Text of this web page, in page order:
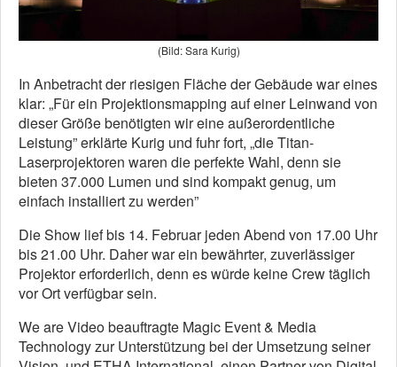
(Bild: Sara Kurig)
In Anbetracht der riesigen Fläche der Gebäude war eines
klar: „Für ein Projektionsmapping auf einer Leinwand von
dieser Größe benötigten wir eine außerordentliche
Leistung” erklärte Kurig und fuhr fort, „die Titan-
Laserprojektoren waren die perfekte Wahl, denn sie
bieten 37.000 Lumen und sind kompakt genug, um
einfach installiert zu werden”
Die Show lief bis 14. Februar jeden Abend von 17.00 Uhr
bis 21.00 Uhr. Daher war ein bewährter, zuverlässiger
Projektor erforderlich, denn es würde keine Crew täglich
vor Ort verfügbar sein.
We are Video beauftragte Magic Event & Media
Technology zur Unterstützung bei der Umsetzung seiner